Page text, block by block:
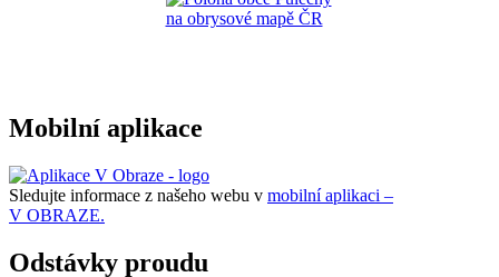
Mobilní aplikace
Sledujte informace z našeho webu v mobilní aplikaci –
V OBRAZE.
Odstávky proudu